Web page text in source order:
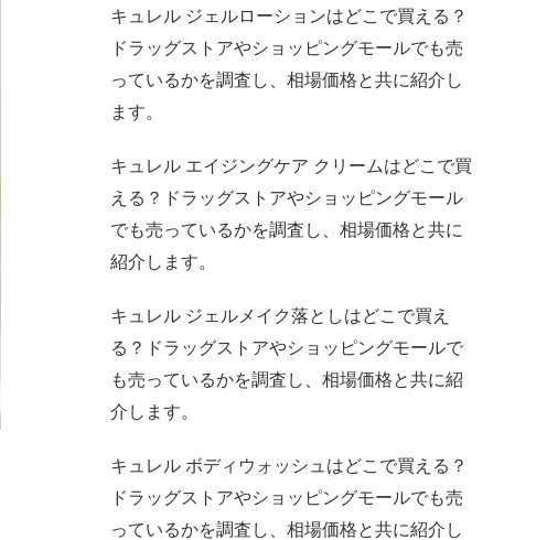
キュレル ジェルローションはどこで買える？
ドラッグストアやショッピングモールでも売
っているかを調査し、相場価格と共に紹介し
ます。
キュレル エイジングケア クリームはどこで買
える？ドラッグストアやショッピングモール
でも売っているかを調査し、相場価格と共に
紹介します。
キュレル ジェルメイク落としはどこで買え
る？ドラッグストアやショッピングモールで
も売っているかを調査し、相場価格と共に紹
介します。
キュレル ボディウォッシュはどこで買える？
ドラッグストアやショッピングモールでも売
っているかを調査し、相場価格と共に紹介し